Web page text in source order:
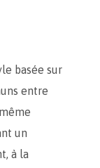
basée sur
entre
un
à la